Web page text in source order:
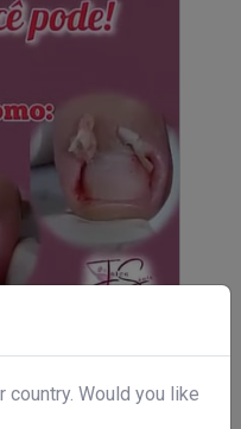
country. Would you like